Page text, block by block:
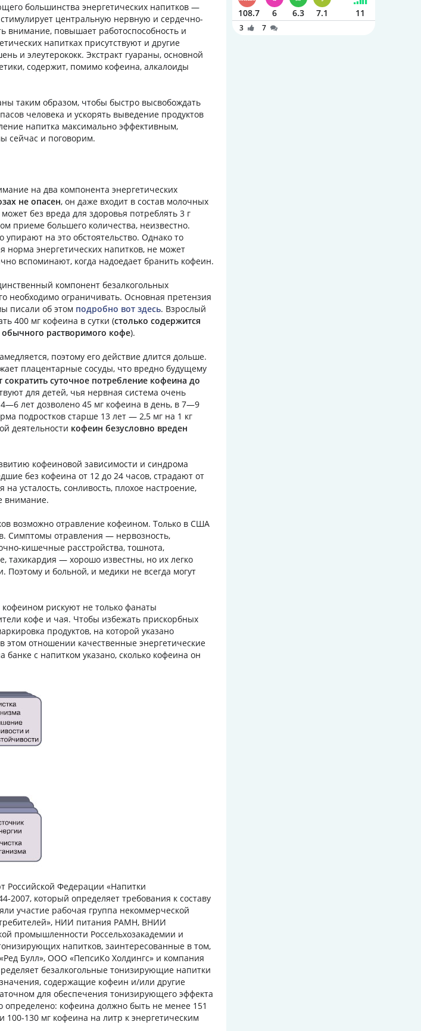
большинства энергетических напитков —
центральную нервную и сердечно-
внимание, повышает работоспособность и
напитках присутствуют и другие
и элеутерококк. Экстракт гуараны, основной
содержит, помимо кофеина, алкалоиды
таким образом, чтобы быстро высвобождать
человека и ускорять выведение продуктов
напитка максимально эффективным,
сейчас и поговорим.
на два компонента энергетических
не опасен, он даже входит в состав молочных
без вреда для здоровья потреблять 3 г
приеме большего количества, неизвестно.
на это обстоятельство. Однако то
норма энергетических напитков, не может
вспоминают, когда надоедает бранить кофеин.
компонент безалкогольных
необходимо ограничивать. Основная претензия
писали об этом подробно вот здесь. Взрослый
400 мг кофеина в сутки (столько содержится
растворимого кофе).
поэтому его действие длится дольше.
плацентарные сосуды, что вредно будущему
суточное потребление кофеина до
для детей, чья нервная система очень
лет дозволено 45 мг кофеина в день, в 7—9
подростков старше 13 лет — 2,5 мг на 1 кг
деятельности кофеин безусловно вреден
кофеиновой зависимости и синдрома
без кофеина от 12 до 24 часов, страдают от
усталость, сонливость, плохое настроение,
внимание.
возможно отравление кофеином. Только в США
Симптомы отравления — нервозность,
кишечные расстройства, тошнота,
тахикардия — хорошо известны, но их легко
Поэтому и больной, и медики не всегда могут
рискуют не только фанаты
кофе и чая. Чтобы избежать прискорбных
продуктов, на которой указано
этом отношении качественные энергетические
банке с напитком указано, сколько кофеина он
Российской Федерации «Напитки
который определяет требования к составу
участие рабочая группа некоммерческой
НИИ питания РАМН, ВНИИ
промышленности Россельхозакадемии и
напитков, заинтересованные в том,
Булл», ООО «ПепсиКо Холдингс» и компания
безалкогольные тонизирующие напитки
содержащие кофеин и/или другие
для обеспечения тонизирующего эффекта
определено: кофеина должно быть не менее 151
100-130 мг кофеина на литр к энергетическим
108.7 6 6.3 7.1 11
3 7